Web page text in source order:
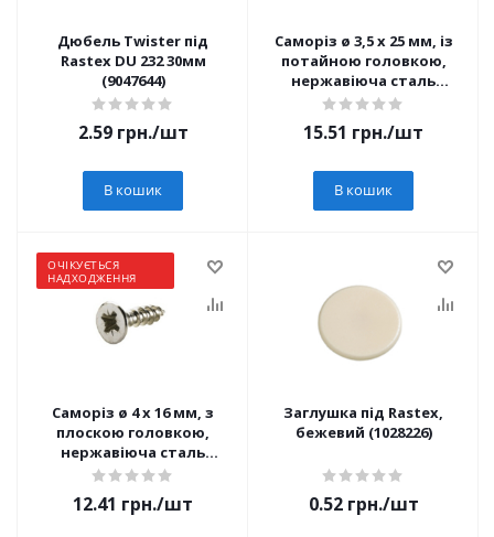
Дюбель Twister під
Rastex DU 232 30мм
(9047644)
2.59грн./шт
В кошик
Саморіз ø 3,5 x 25 мм, із
потайною головкою,
нержавіюча сталь
(9338476) Hettich
15.51 грн./шт
В кошик
ОЧІКУЄТЬСЯ
НАДХОДЖЕННЯ
Саморіз ø 4 x 16 мм, з
плоскою головкою,
нержавіюча сталь
(9338473)
12.41 грн./шт
Заглушка під Rastex,
бежевий (1028226)
0.52грн./шт